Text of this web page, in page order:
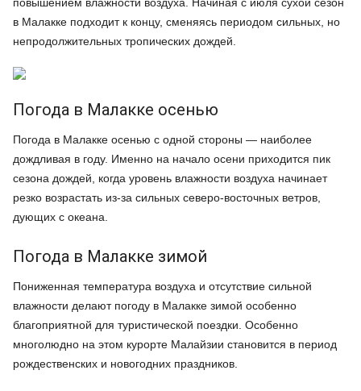
в Малакке подходит к концу, сменяясь периодом сильных, но
непродолжительных тропических дождей.
Погода в Малакке осенью
Погода в Малакке осенью с одной стороны — наиболее
дождливая в году. Именно на начало осени приходится пик
сезона дождей, когда уровень влажности воздуха начинает
резко возрастать из-за сильных северо-восточных ветров,
дующих с океана.
Погода в Малакке зимой
Пониженная температура воздуха и отсутствие сильной
влажности делают погоду в Малакке зимой особенно
благоприятной для туристической поездки. Особенно
многолюдно на этом курорте Малайзии становится в период
рождественских и новогодних праздников.